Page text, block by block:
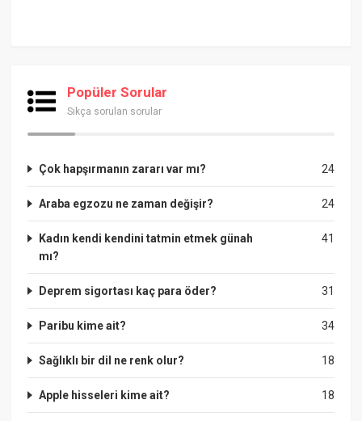
Popüler Sorular
Sıkça sorulan sorular
24
Çok hapşırmanın zararı var mı?
24
Araba egzozu ne zaman değişir?
41
Kadın kendi kendini tatmin etmek günah
mı?
31
Deprem sigortası kaç para öder?
34
Paribu kime ait?
18
Sağlıklı bir dil ne renk olur?
18
Apple hisseleri kime ait?